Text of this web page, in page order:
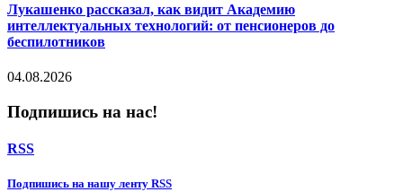
Лукашенко рассказал, как видит Академию
интеллектуальных технологий: от пенсионеров до
беспилотников
04.08.2026
Подпишись на нас!
RSS
Подпишиcь на нашу ленту RSS